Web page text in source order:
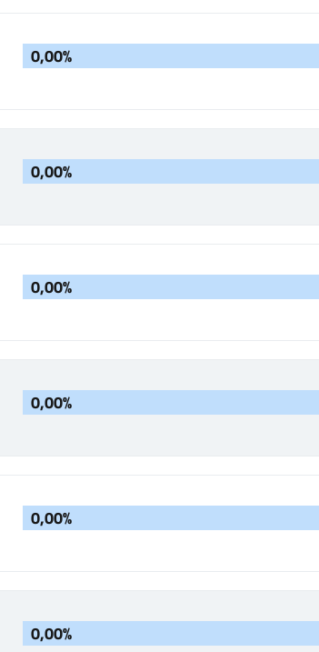
0,00%
0,00%
0,00%
0,00%
0,00%
0,00%